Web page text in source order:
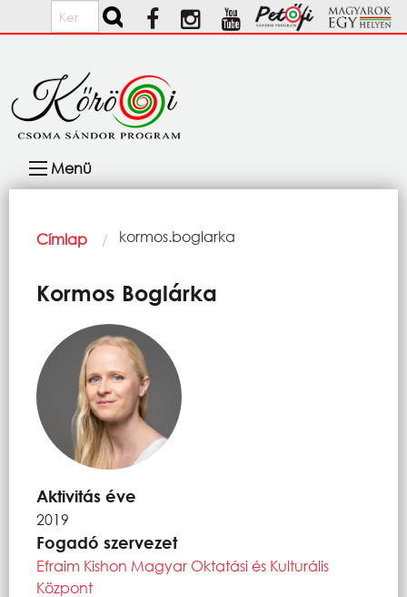
Ugrás a tartalomra
Keresés
navigáció
Menü
Morzsa
Címlap Current:
kormos.boglarka
Kormos Boglárka
Aktivitás éve
2019
Fogadó szervezet
Efraim Kishon Magyar Oktatási és Kulturális
Központ